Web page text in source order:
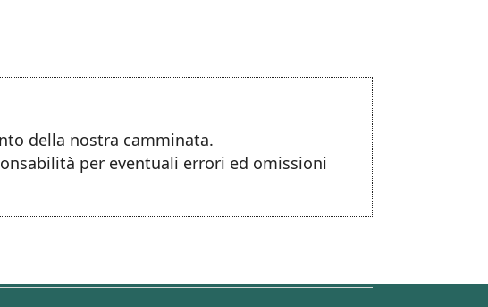
della nostra camminata.
per eventuali errori ed omissioni